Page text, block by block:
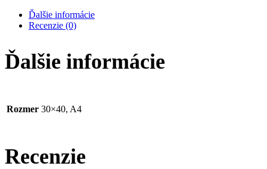
Ďalšie informácie
Recenzie (0)
Ďalšie informácie
Rozmer 30×40, A4
Recenzie